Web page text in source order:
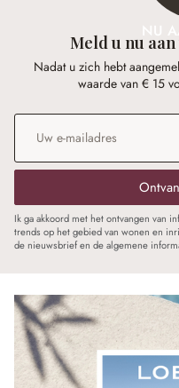
NU
Meld u nu
Nadat u zich hebt
waarde van € 15
E-mailadres
Ik ga akkoord met het ontvangen van
trends op het gebied van wonen en
de nieuwsbrief en de algemene